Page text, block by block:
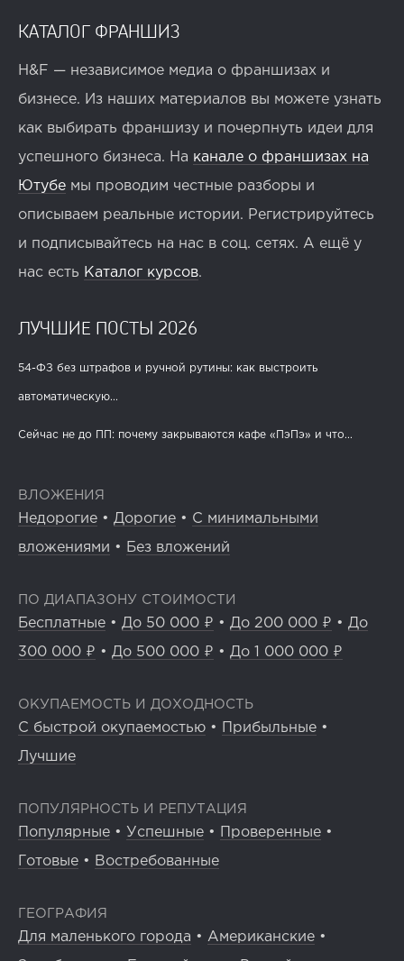
КАТАЛОГ ФРАНШИЗ
H&F — независимое медиа о франшизах и
бизнесе. Из наших материалов вы можете узнать
как выбирать франшизу и почерпнуть идеи для
успешного бизнеса. На канале о франшизах на
Ютубе мы проводим честные разборы и
описываем реальные истории. Регистрируйтесь
и подписывайтесь на нас в соц. сетях. А ещё у
нас есть Каталог курсов.
ЛУЧШИЕ ПОСТЫ 2026
54-ФЗ без штрафов и ручной рутины: как выстроить
автоматическую...
Сейчас не до ПП: почему закрываются кафе «ПэПэ» и что...
ВЛОЖЕНИЯ
Недорогие • Дорогие • С минимальными
вложениями • Без вложений
ПО ДИАПАЗОНУ СТОИМОСТИ
Бесплатные • До 50 000 ₽ • До 200 000 ₽ • До
300 000 ₽ • До 500 000 ₽ • До 1 000 000 ₽
ОКУПАЕМОСТЬ И ДОХОДНОСТЬ
С быстрой окупаемостью • Прибыльные •
Лучшие
ПОПУЛЯРНОСТЬ И РЕПУТАЦИЯ
Популярные • Успешные • Проверенные •
Готовые • Востребованные
ГЕОГРАФИЯ
Для маленького города • Американские •